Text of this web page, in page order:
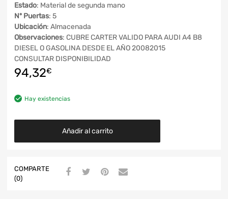
Estado: Material de segunda mano
Nº Puertas: 5
Ubicación: Almacenada
Observaciones: CUBRE CARTER VALIDO PARA AUDI A4 B8
DIESEL O GASOLINA DESDE EL AÑO 20082015
CONSULTAR DISPONIBILIDAD
94,32€
Hay existencias
Añadir al carrito
COMPARTE
(0)